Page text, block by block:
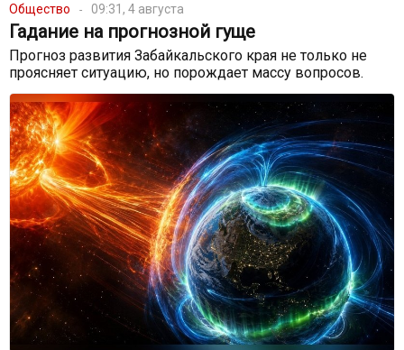
Общество 09:31, 4 августа
Гадание на прогнозной гуще
Прогноз развития Забайкальского края не только не
проясняет ситуацию, но порождает массу вопросов.